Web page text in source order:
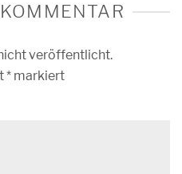
veröffentlicht.
* markiert